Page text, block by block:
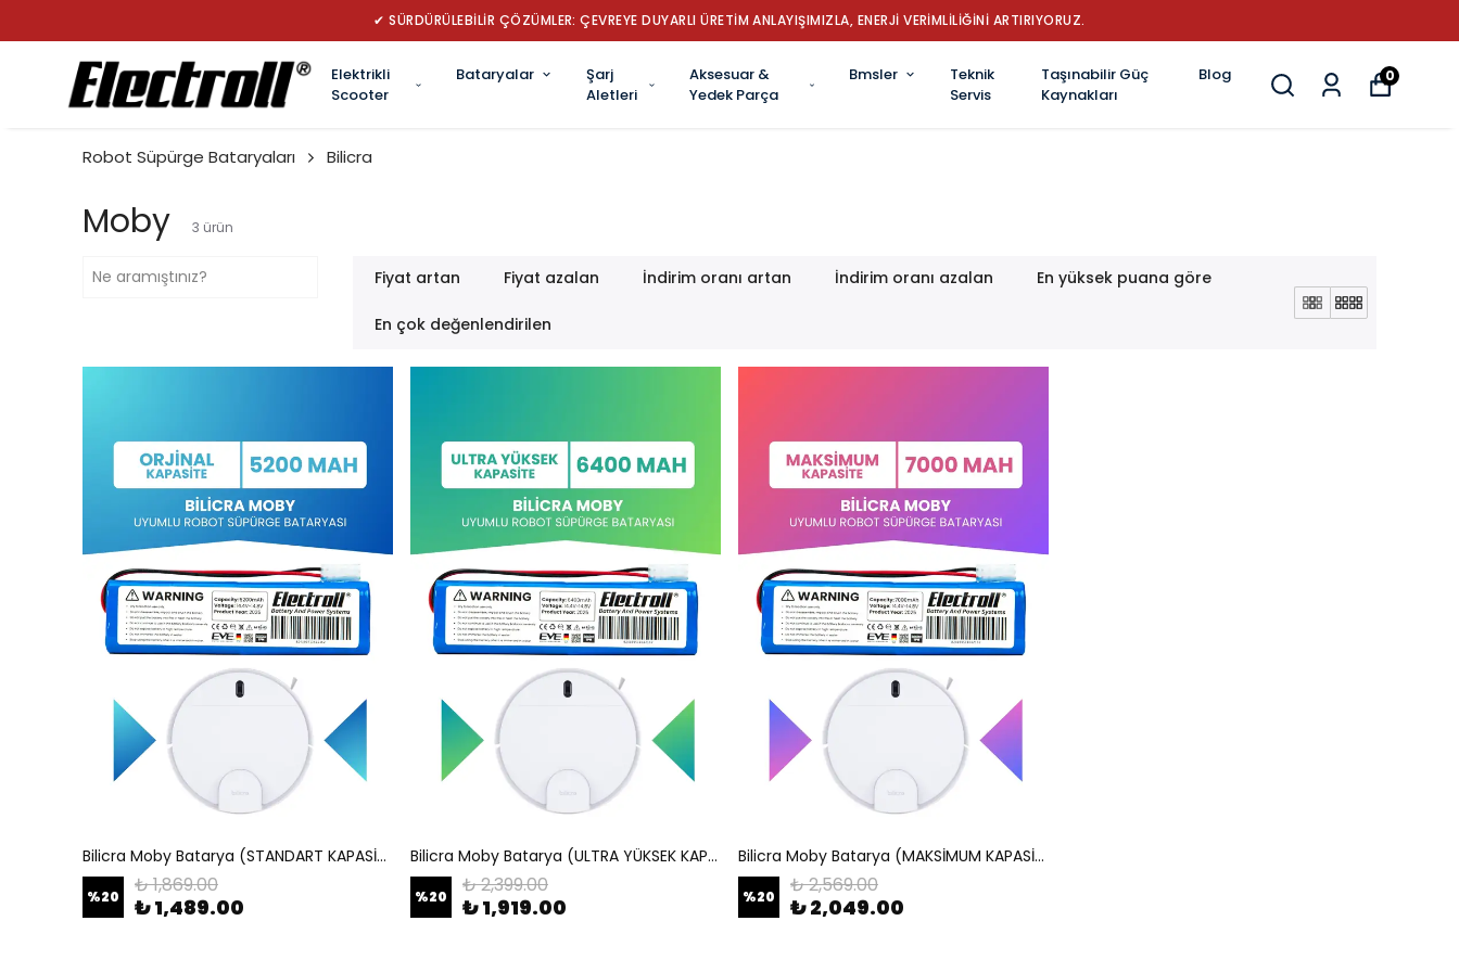
✔ TÜRKİYE’NİN LİDER ROBOT SÜPÜRGE BATARYA MARKASI: GÜÇ, DAYANIKLILIK VE YENİLİK
Elektrikli
Scooter
Bataryalar
Şarj
Aletleri
Aksesuar &
Yedek Parça
Bmsler
Teknik
Servis
Taşınabilir Güç
Kaynakları
Blog 0
Robot Süpürge Bataryaları Bilicra
Moby 3 ürün
Fiyat artan Fiyat azalan İndirim oranı artan İndirim oranı azalan En yüksek puana göre
En çok değenlendirilen
Bilicra Moby Batarya (STANDART KAPASİTE) 5200mah Pil Robot Süpürge Bataryası
%20 ₺ 1,869.00
₺ 1,489.00
Bilicra Moby Batarya (ULTRA YÜKSEK KAPASİTE) 6400mah Pil Robot Süpürge Bataryası
%20 ₺ 2,399.00
₺ 1,919.00
Bilicra Moby Batarya (MAKSİMUM KAPASİTE) 7000mah Pil Robot Süpürge Bataryası
%20 ₺ 2,569.00
₺ 2,049.00